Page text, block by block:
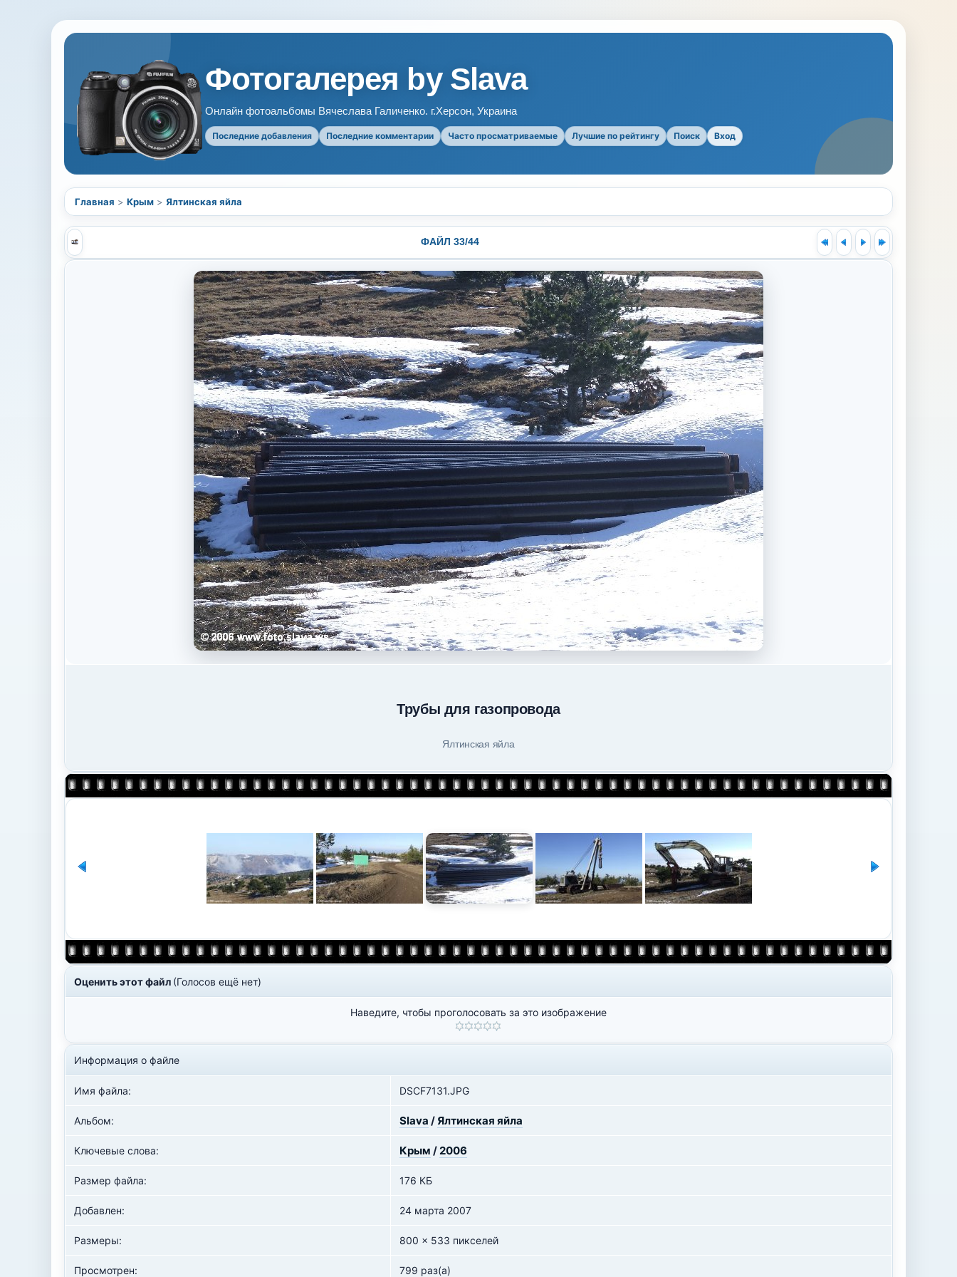
Фотогалерея by Slava
Онлайн фотоальбомы Вячеслава Галиченко. г.Херсон, Украина
Последние добавления Последние комментарии Часто просматриваемые Лучшие по рейтингу Поиск Вход
Главная > Крым > Ялтинская яйла
ФАЙЛ 33/44
Трубы для газопровода
Ялтинская яйла
Оценить этот файл (Голосов ещё нет)
Наведите, чтобы проголосовать за это изображение
Информация о файле
Имя файла: DSCF7131.JPG
Альбом: Slava / Ялтинская яйла
Ключевые слова: Крым /2006
Размер файла: 176 КБ
Добавлен: 24 марта 2007
Размеры: 800 x 533 пикселей
Просмотрен: 799 раз(а)